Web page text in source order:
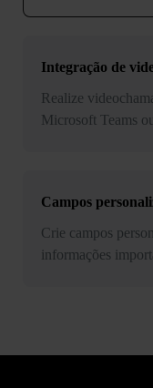
Integração de
Realize
Microsoft Teams
Campos
Crie campos
informações